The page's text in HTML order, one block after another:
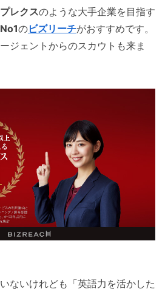
レクスのような大手企業を目指す
のビズリーチがおすすめです。
ジェントからのスカウトも来ま
ないけれども「英語力を活かした